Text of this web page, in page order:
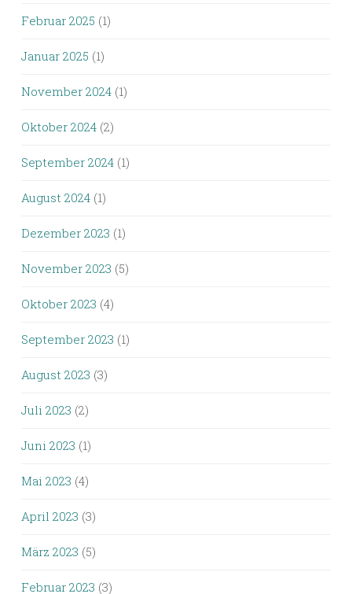
Februar 2025 (1)
Januar 2025 (1)
November 2024 (1)
Oktober 2024 (2)
September 2024 (1)
August 2024 (1)
Dezember 2023 (1)
November 2023 (5)
Oktober 2023 (4)
September 2023 (1)
August 2023 (3)
Juli 2023 (2)
Juni 2023 (1)
Mai 2023 (4)
April 2023 (3)
März 2023 (5)
Februar 2023 (3)